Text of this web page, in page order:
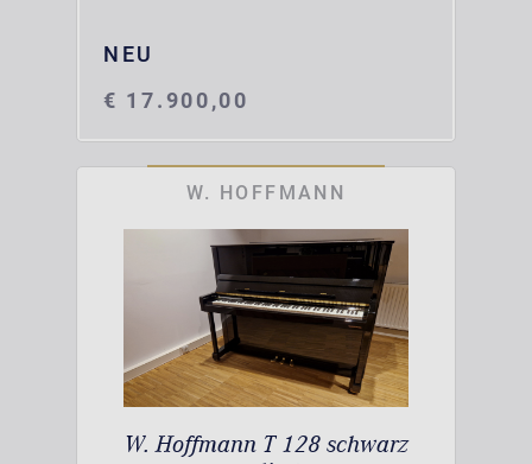
NEU
€ 17.900,00
W. HOFFMANN
W. Hoffmann T 128 schwarz